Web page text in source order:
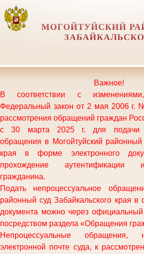
МОГОЙТУЙСКИЙ
Важное!
В соответствии с
Федеральный закон от 2 мая 2006
рассмотрения обращений граждан
с 30 марта 2025 г. для подачи
обращения в Могойтуйский районный
края в форме электронного
прохождение аутентификации
гражданина.
Подать непроцессуальное
районный суд Забайкальского края в
документа можно через официальный
посредством раздела «Обращения
Непроцессуальные обращения,
электронной почте суда, к